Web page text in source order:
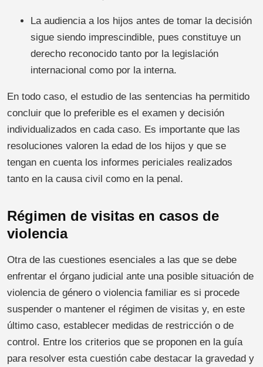
La audiencia a los hijos antes de tomar la decisión
sigue siendo imprescindible, pues constituye un
derecho reconocido tanto por la legislación
internacional como por la interna.
En todo caso, el estudio de las sentencias ha permitido
concluir que lo preferible es el examen y decisión
individualizados en cada caso. Es importante que las
resoluciones valoren la edad de los hijos y que se
tengan en cuenta los informes periciales realizados
tanto en la causa civil como en la penal.
Régimen de visitas en casos de
violencia
Otra de las cuestiones esenciales a las que se debe
enfrentar el órgano judicial ante una posible situación de
violencia de género o violencia familiar es si procede
suspender o mantener el régimen de visitas y, en este
último caso, establecer medidas de restricción o de
control. Entre los criterios que se proponen en la guía
para resolver esta cuestión cabe destacar la gravedad y